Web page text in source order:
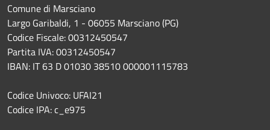
Comune di Marsciano
Largo Garibaldi, 1 - 06055 Marsciano (PG)
Codice Fiscale: 00312450547
Partita IVA: 00312450547
IBAN: IT 63 D 01030 38510 000001115783
Codice Univoco: UFAI21
Codice IPA: c_e975